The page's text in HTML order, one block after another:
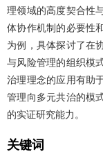
理领域的高度契合性
体协作机制的必要性
为例，具体探讨了在
与风险管理的组织模
治理理念的应用有助
管理向多元共治的模
的实证研究能力。
关键词